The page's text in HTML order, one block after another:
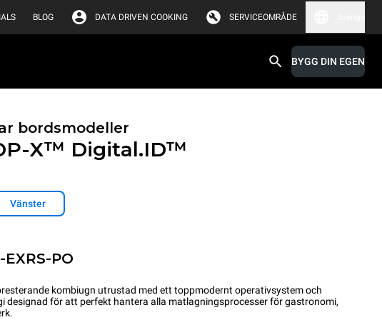
BLOG DATA DRIVEN COOKING SERVICEOMRÅDE
BYGG DIN EGEN
bordsmodeller
X™ Digital.ID™
Vänster
EXRS-PO
kombiugn utrustad med ett toppmodernt operativsystem och
designad för att perfekt hantera alla matlagningsprocesser för gastronomi,